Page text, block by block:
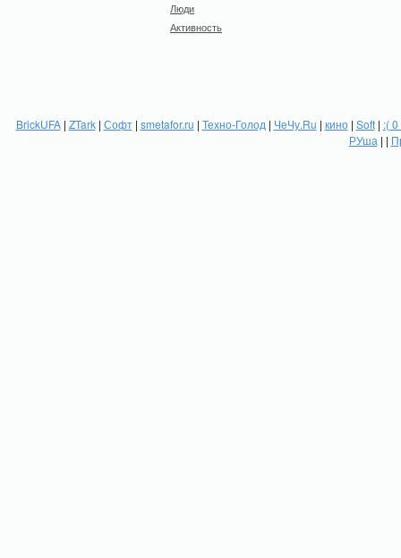
Люди
Активность
BrickUFA| ZTark| Софт| smetafor.ru | Техно-Голод | ЧеЧу.Ru | кино| Soft| :(
РУша | |